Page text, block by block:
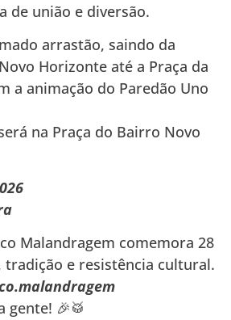
de união e diversão.
arrastão, saindo da
Horizonte até a Praça da
a animação do Paredão Uno
na Praça do Bairro Novo
Malandragem comemora 28
tradição e resistência cultural.
gente! 🎉🥁